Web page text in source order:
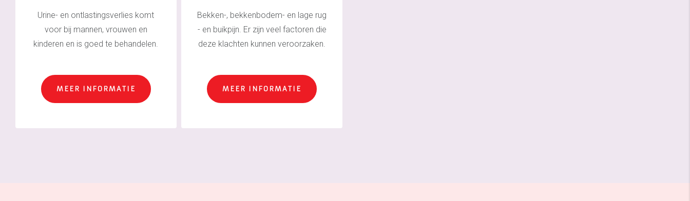
Urine- en ontlastingsverlies komt
voor bij mannen, vrouwen en
kinderen en is goed te behandelen.
MEER INFORMATIE
Bekken-, bekkenbodem- en lage rug
- en buikpijn. Er zijn veel factoren die
deze klachten kunnen veroorzaken.
MEER INFORMATIE